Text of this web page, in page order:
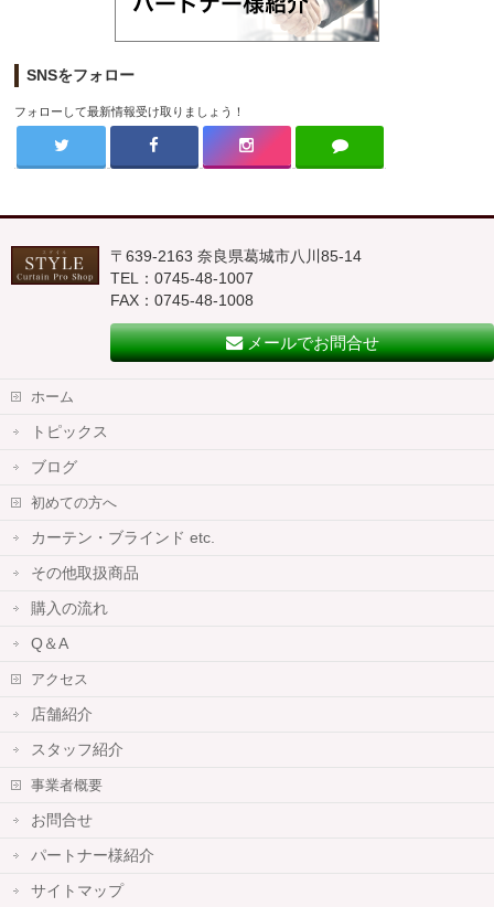
SNSをフォロー
フォローして最新情報受け取りましょう！
〒639-2163 奈良県葛城市八川85-14
TEL：0745-48-1007
FAX：0745-48-1008
メールでお問合せ
ホーム
トピックス
ブログ
初めての方へ
カーテン・ブラインド etc.
その他取扱商品
購入の流れ
Q＆A
アクセス
店舗紹介
スタッフ紹介
事業者概要
お問合せ
パートナー様紹介
サイトマップ